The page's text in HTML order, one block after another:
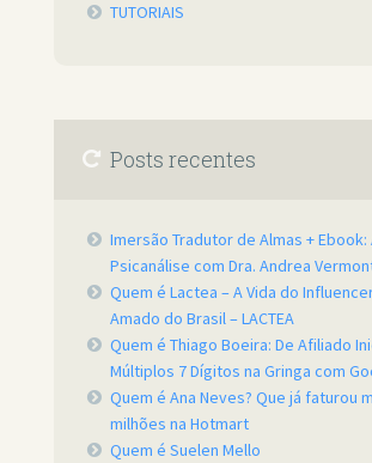
TUTORIAIS
Posts recentes
Imersão Tradutor de Almas + Ebook:
Psicanálise com Dra. Andrea
Quem é Lactea – A Vida do
Amado do Brasil – LACTEA
Quem é Thiago Boeira: De Afiliado
Múltiplos 7 Dígitos na Gringa com
Quem é Ana Neves? Que já faturou
milhões na Hotmart
Quem é Suelen Mello